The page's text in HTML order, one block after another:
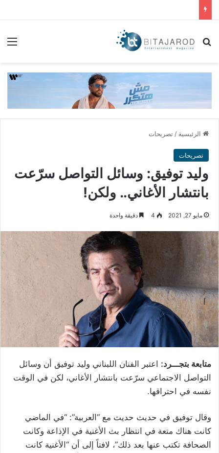
بحث عن
الرئيسية / تصريحات
تصريحات
وليد توفيق: وسائل التواصل سرّعت
بانتشار الأغاني.. ولكن!
مايو 27, 2021 4 دقيقة واحدة
متابعة بتجـــرد: اعتبر الفنان اللبناني وليد توفيق أن وسائل
التواصل الاجتماعي سرّعت بانتشار الأغاني، لكن في الوقت
نفسه في احتراقها.
وقال توفيق في حديث حديث مع “العربية”: “في الماضي
كانت هناك متعة في انتظار بث الأغنية في الإذاعة وكانت
الصحافة تكتب عنها بعد ذلك”، لافتاً إلى أن “الأغنية كانت